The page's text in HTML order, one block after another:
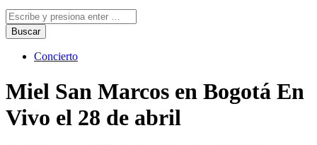
Concierto
Miel San Marcos en Bogotá En
Vivo el 28 de abril